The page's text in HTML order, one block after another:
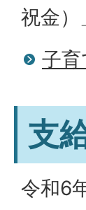
祝金）
子
支
令和6